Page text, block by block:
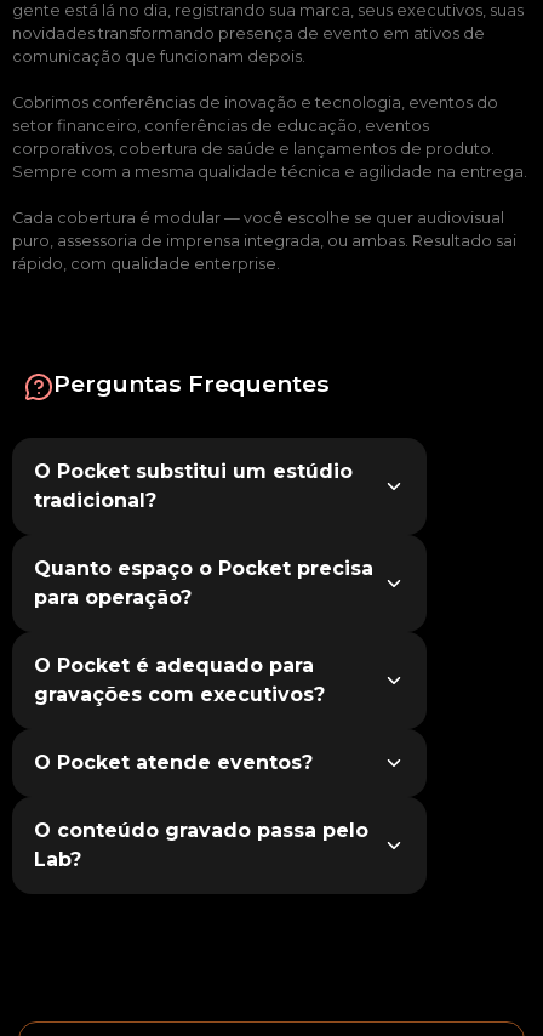
gente está lá no dia, registrando sua marca, seus executivos, suas
novidades transformando presença de evento em ativos de
comunicação que funcionam depois.
Cobrimos conferências de inovação e tecnologia, eventos do
setor financeiro, conferências de educação, eventos
corporativos, cobertura de saúde e lançamentos de produto.
Sempre com a mesma qualidade técnica e agilidade na entrega.
Cada cobertura é modular — você escolhe se quer audiovisual
puro, assessoria de imprensa integrada, ou ambas. Resultado sai
rápido, com qualidade enterprise.
Perguntas Frequentes
O Pocket substitui um estúdio
tradicional?
Quanto espaço o Pocket precisa
para operação?
O Pocket é adequado para
gravações com executivos?
O Pocket atende eventos?
O conteúdo gravado passa pelo
Lab?